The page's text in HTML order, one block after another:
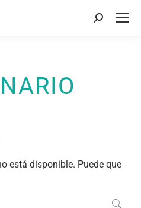
Buscar:
está disponible. Puede que